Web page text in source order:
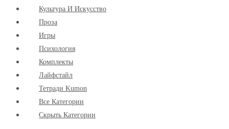
Культура И Искусство
Проза
Игры
Психология
Комплекты
Лайфстайл
Тетради Kumon
Все Категории
Скрыть Категории